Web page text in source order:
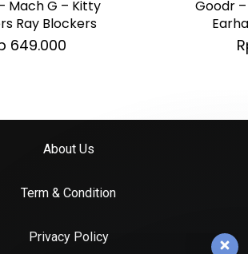
Mach G – Kitty
Ray Blockers
649.000
Goodr
About Us
Term & Condition
Privacy Policy
Tim dukungan pelanggan kami